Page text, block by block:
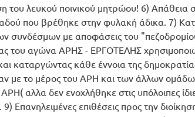
του λευκού ποινικού μητρώου! 6) Απάθεια
που βρέθηκε στην φυλακή άδικα. 7)
συνδέσμων με αποφάσεις του
του αγώνα ΑΡΗΣ - ΕΡΓΟΤΕΛΗΣ
καταργώντας κάθε έννοια της
με το μέρος του ΑΡΗ και των άλλων
ΑΡΗ( αλλα δεν ενοχλήθηκε στις υπόλοιπες
Επανηλειμένες επιθέσεις προς την